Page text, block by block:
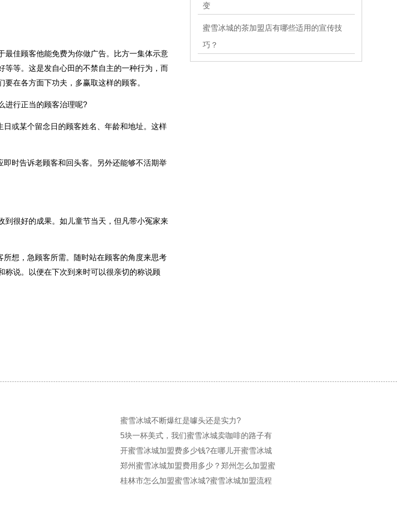
变
蜜雪冰城的茶加盟店有哪些适用的宣传技
巧？
佳顾客他能免费为你做广告。比方一集体示意
等等。这是发自心田的不禁自主的一种行为，而
在各方面下功夫，多赢取这样的顾客。
行正当的顾客治理呢?
或某个留念日的顾客姓名、年龄和地址。这样
时告诉老顾客和回头客。另外还能够不活期举
很好的成果。如儿童节当天，但凡带小冤家来
想，急顾客所需。随时站在顾客的角度来思考
称说。以便在下次到来时可以很亲切的称说顾
蜜雪冰城不断爆红是噱头还是实力?
5块一杯美式，我们蜜雪冰城卖咖啡的路子有
开蜜雪冰城加盟费多少钱?在哪儿开蜜雪冰城
郑州蜜雪冰城加盟费用多少？郑州怎么加盟蜜
桂林市怎么加盟蜜雪冰城?蜜雪冰城加盟流程